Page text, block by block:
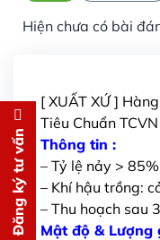
Hiện chưa có bài
[ XUẤT XỨ ]
Tiêu Chuẩn
Thông tin :
– Tỷ lệ nảy > 85%
– Khí hậu trồng:
– Thu hoạch sau
Mật độ & Lượng
Đăng ký tư vấn Đăng ký
Chúng tôi sẽ gọi
PHÍ
cho bạn ngay